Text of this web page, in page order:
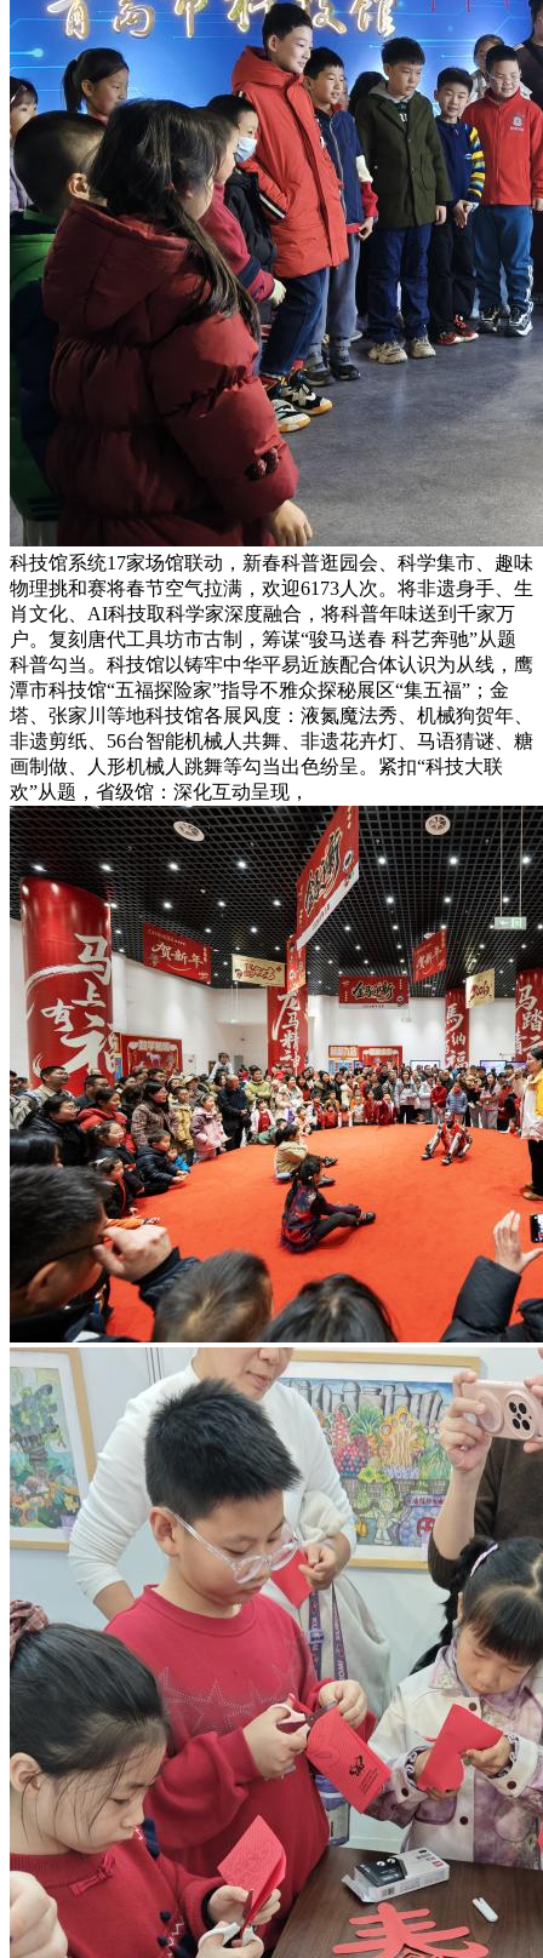
科技馆系统17家场馆联动，新春科普逛园会、科学集市、趣味
物理挑和赛将春节空气拉满，欢迎6173人次。将非遗身手、生
肖文化、AI科技取科学家深度融合，将科普年味送到千家万
户。复刻唐代工具坊市古制，筹谋“骏马送春 科艺奔驰”从题
科普勾当。科技馆以铸牢中华平易近族配合体认识为从线，鹰
潭市科技馆“五福探险家”指导不雅众探秘展区“集五福”；金
塔、张家川等地科技馆各展风度：液氮魔法秀、机械狗贺年、
非遗剪纸、56台智能机械人共舞、非遗花卉灯、马语猜谜、糖
画制做、人形机械人跳舞等勾当出色纷呈。紧扣“科技大联
欢”从题，省级馆：深化互动呈现，